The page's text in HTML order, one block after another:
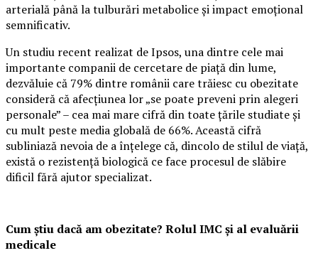
arterială până la tulburări metabolice și impact emoțional
semnificativ.
Un studiu recent realizat de Ipsos, una dintre cele mai
importante companii de cercetare de piață din lume,
dezvăluie că 79% dintre românii care trăiesc cu obezitate
consideră că afecțiunea lor „se poate preveni prin alegeri
personale” – cea mai mare cifră din toate țările studiate și
cu mult peste media globală de 66%. Această cifră
subliniază nevoia de a înțelege că, dincolo de stilul de viață,
există o rezistență biologică ce face procesul de slăbire
dificil fără ajutor specializat.
Cum știu dacă am obezitate? Rolul IMC și al evaluării
medicale